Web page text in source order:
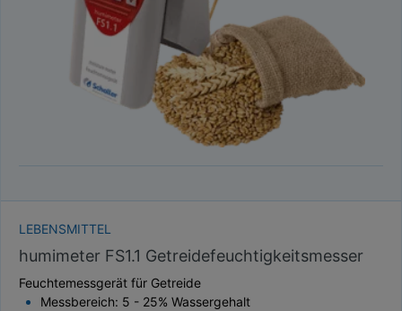
LEBENSMITTEL
humimeter FS1.1 Getreidefeuchtigkeitsmesser
Feuchtemessgerät für Getreide
Messbereich: 5 - 25% Wassergehalt